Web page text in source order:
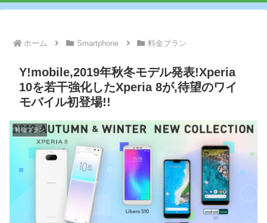
ホーム Smartphone 料金プラン
Y!mobile,2019年秋冬モデル発表!Xperia
10を若干強化したXperia 8が,待望のワイ
モバイル初登場!!
料金プラン